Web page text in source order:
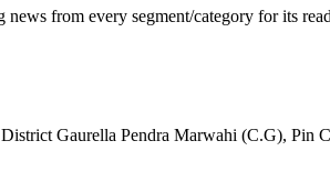
from every segment/category for its
Gaurella Pendra Marwahi (C.G), Pin